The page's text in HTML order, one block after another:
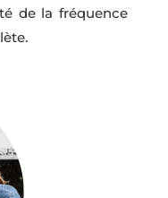
de la fréquence